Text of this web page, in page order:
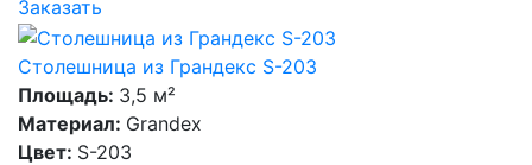
Заказать
Столешница из Грандекс S-203
Площадь: 3,5 м²
Материал: Grandex
Цвет: S-203